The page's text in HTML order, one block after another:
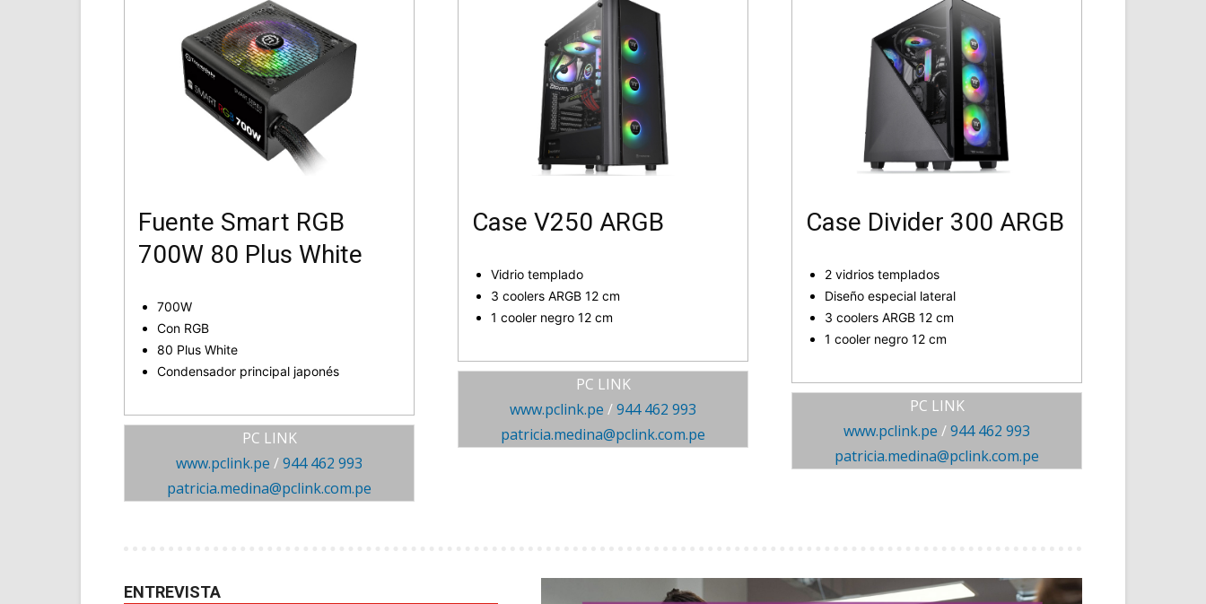
Fuente Smart RGB
700W 80 Plus White
700W
Con RGB
80 Plus White
Condensador principal japonés
PC LINK
www.pclink.pe /944 462 993
patricia.medina@pclink.com.pe
Case V250 ARGB
Vidrio templado
3 coolers ARGB 12 cm
1 cooler negro 12 cm
PC LINK
www.pclink.pe /944 462 993
patricia.medina@pclink.com.pe
Case Divider 300 ARGB
2 vidrios templados
Diseño especial lateral
3 coolers ARGB 12 cm
1 cooler negro 12 cm
PC LINK
www.pclink.pe /944 462 993
patricia.medina@pclink.com.pe
ENTREVISTA